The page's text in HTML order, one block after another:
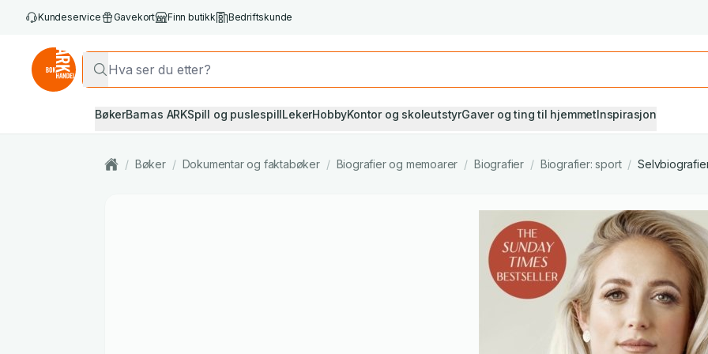
Kundeservice Gavekort Finn butikk Bedriftskunde
BøkerBarnas ARKSpill og puslespillLekerHobbyKontor og skoleutstyrGaver og ting til hjemmetInspirasjon
/ Bøker / Dokumentar og faktabøker / Biografier og memoarer / Biografier / Biografier: sport /